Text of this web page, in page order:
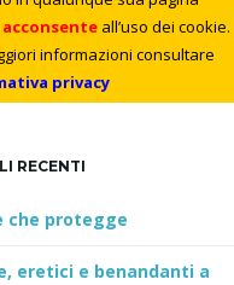
acconsenteall’uso dei cookie.
informazioni consultare
privacy
RECENTI
che protegge
eretici e benandanti a